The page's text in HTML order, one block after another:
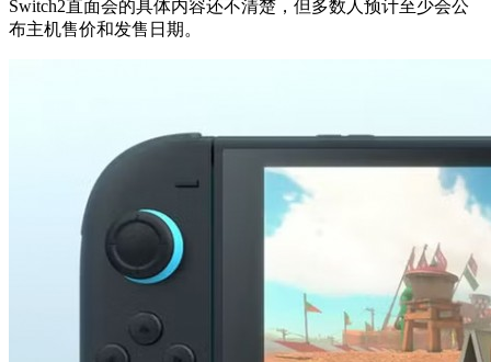
Switch2直面会的具体内容还不清楚，但多数人预计至少会公
布主机售价和发售日期。